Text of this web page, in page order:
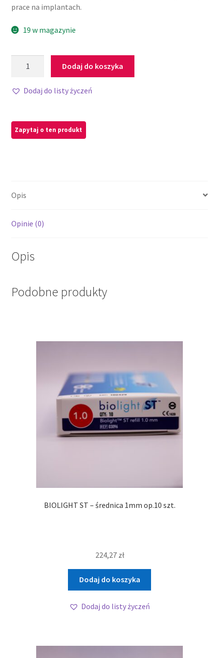
prace na implantach.
19 w magazynie
Dodaj do koszyka
Dodaj do listy życzeń
Opis
Opinie (0)
Opis
Podobne produkty
BIOLIGHT ST – średnica 1mm op.10 szt.
224,27 zł
Dodaj do koszyka
Dodaj do listy życzeń